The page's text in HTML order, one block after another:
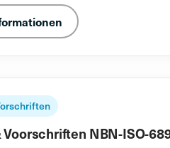
NBN-ISO-